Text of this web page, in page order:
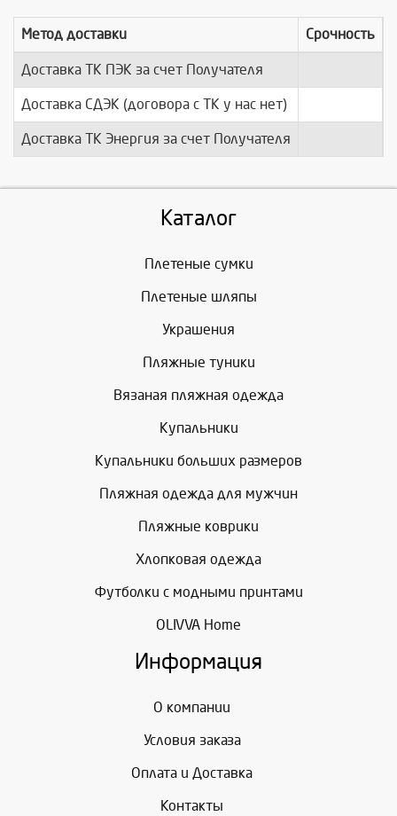
Метод доставки Срочность
Доставка ТК ПЭК за счет Получателя
Доставка СДЭК (договора с ТК у нас нет)
Доставка ТК Энергия за счет Получателя
Каталог
Плетеные сумки
Плетеные шляпы
Украшения
Пляжные туники
Вязаная пляжная одежда
Купальники
Купальники больших размеров
Пляжная одежда для мужчин
Пляжные коврики
Хлопковая одежда
Футболки с модными принтами
OLIVVA Home
Информация
О компании
Условия заказа
Оплата и Доставка
Контакты